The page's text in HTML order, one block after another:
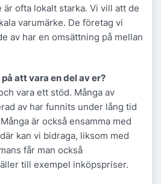
ofta lokalt starka. Vi vill att de
varumärke. De företag vi
av har en omsättning på mellan
att vara en del av er?
vara ett stöd. Många av
av har funnits under lång tid
är också ensamma med
kan vi bidraga, liksom med
får man också
till exempel inköpspriser.